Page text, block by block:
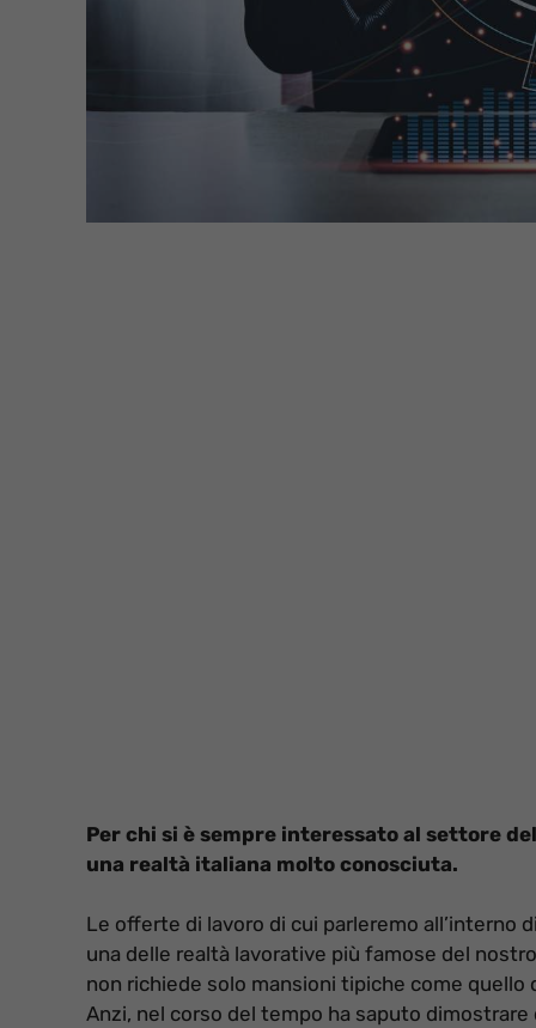
Per chi si è sempre interessato al settore
una realtà italiana molto conosciuta.
Le offerte di lavoro di cui parleremo all’interno
una delle realtà lavorative più famose del
non richiede solo mansioni tipiche come
Anzi, nel corso del tempo ha saputo